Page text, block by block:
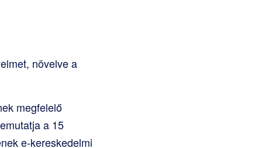
növelve a
megfelelő
a 15
e-kereskedelmi